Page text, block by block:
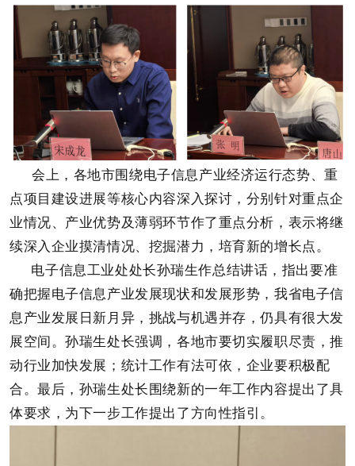
会上，各地市围绕电子信息产业经济运行态势、重
点项目建设进展等核心内容深入探讨，分别针对重点企
业情况、产业优势及薄弱环节作了重点分析，表示将继
续深入企业摸清情况、挖掘潜力，培育新的增长点。
电子信息工业处处长孙瑞生作总结讲话， 指出要准
确把握电子信息产业发展现状和发展形势，我省电子信
息产业发展日新月异，挑战与机遇并存，仍具有很大发
展空间。孙瑞生处长强调，各地市要切实履职尽责，推
动行业加快发展；统计工作有法可依，企业要积极配
合。最后，孙瑞生处长围绕新的一年工作内容提出了具
体要求，为下一步工作提出了方向性指引。